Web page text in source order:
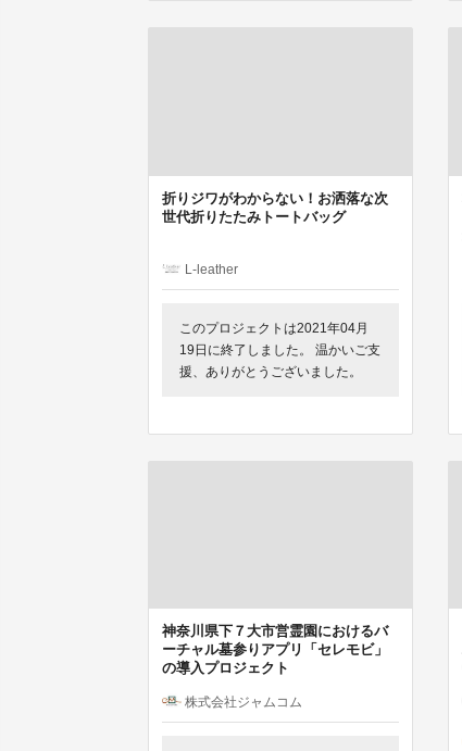
折りジワがわからない！お洒落な次
世代折りたたみトートバッグ
L-leather
このプロジェクトは2021年04月
19日に終了しました。 温かいご支
援、ありがとうございました。
神奈川県下７大市営霊園におけるバ
ーチャル墓参りアプリ「セレモビ」
の導入プロジェクト
株式会社ジャムコム